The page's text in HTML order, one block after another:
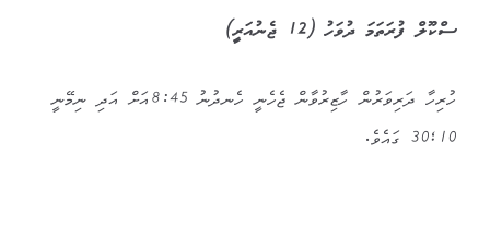
ސްކޫލް ފުރަތަމަ ދުވަހު (12 ޖެނުއަރީ)
ހުރިހާ ދަރިވަރުން ހާޒިރުވާން ޖެހެނީ ހެނދުނު 8:45އަށް އަދި ނިމޭނީ
10؛30 ގައެވެ.